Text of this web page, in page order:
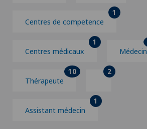
Centres de competence
1
Centres médicaux
1
Médecin
Thérapeute
10 2
Assistant médecin
1